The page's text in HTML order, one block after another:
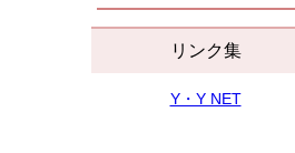
リンク集
Y・Y NET